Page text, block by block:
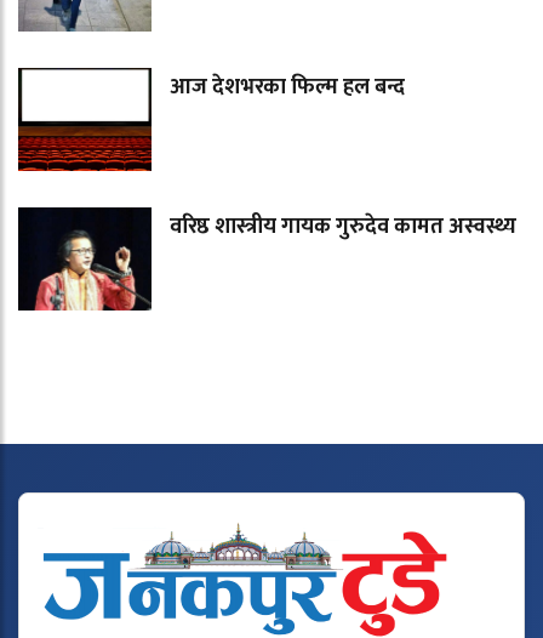
आज देशभरका फिल्म हल बन्द
वरिष्ठ शास्त्रीय गायक गुरुदेव कामत अस्वस्थ्य